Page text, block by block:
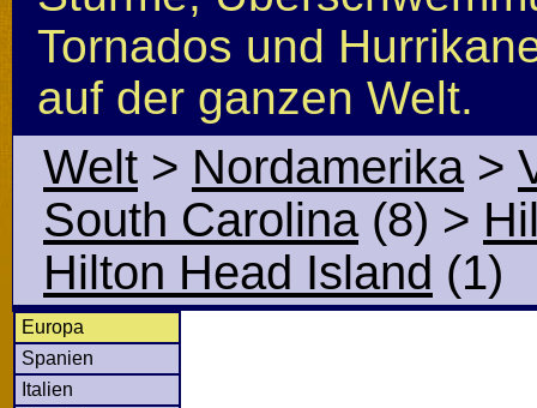
Tornados und
auf der ganzen Welt.
Welt > Nordamerika>
South Carolina(8) >
Hilton Head Island (1)
Europa
Spanien
Italien